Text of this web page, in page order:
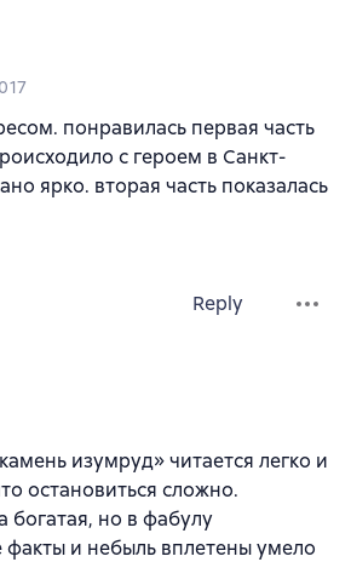
понравилась первая часть
с героем в Санкт-
ярко. вторая часть показалась
Reply
изумруд» читается легко и
остановиться сложно.
богатая, но в фабулу
факты и небыль вплетены умело